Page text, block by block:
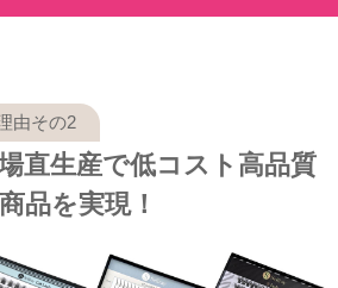
直生産で低コスト高品質
品を実現！